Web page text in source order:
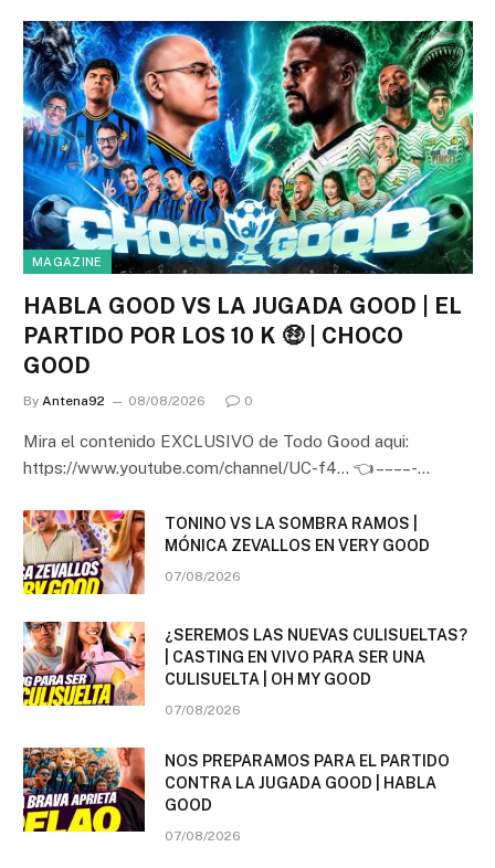
MAGAZINE
HABLA GOOD VS LA JUGADA GOOD | EL
PARTIDO POR LOS 10 K 🤑 | CHOCO
GOOD
By Antena92 08/08/2026 0
Mira el contenido EXCLUSIVO de Todo Good aqui:
https://www.youtube.com/channel/UC-f4… 👈 – – – – -…
TONINO VS LA SOMBRA RAMOS |
MÓNICA ZEVALLOS EN VERY GOOD
07/08/2026
¿SEREMOS LAS NUEVAS CULISUELTAS?
| CASTING EN VIVO PARA SER UNA
CULISUELTA | OH MY GOOD
07/08/2026
NOS PREPARAMOS PARA EL PARTIDO
CONTRA LA JUGADA GOOD | HABLA
GOOD
07/08/2026